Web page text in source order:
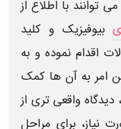
توانند با اطلاع از
بیوفیزیک و کلید
اقدام نموده و به
امر به آن‌ ها کمک
واقعی‌ تری از
نیاز، برای مراحل